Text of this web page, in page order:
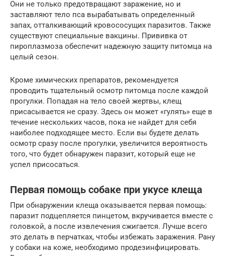
Они не только предотвращают заражение, но и
заставляют тело пса вырабатывать определенный
запах, отталкивающий кровососущих паразитов. Также
существуют специальные вакцины. Прививка от
пироплазмоза обеспечит надежную защиту питомца на
целый сезон.
Кроме химических препаратов, рекомендуется
проводить тщательный осмотр питомца после каждой
прогулки. Попадая на тело своей жертвы, клещ
присасывается не сразу. Здесь он может «гулять» еще в
течение нескольких часов, пока не найдет для себя
наиболее подходящее место. Если вы будете делать
осмотр сразу после прогулки, увеличится вероятность
того, что будет обнаружен паразит, который еще не
успел присосаться.
Первая помощь собаке при укусе клеща
При обнаружении клеща оказывается первая помощь:
паразит подцепляется пинцетом, вкручивается вместе с
головкой, а после извлечения сжигается. Лучше всего
это делать в перчатках, чтобы избежать заражения. Рану
у собаки на коже, необходимо продезинфицировать.